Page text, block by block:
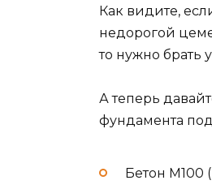
Как видите,
недорогой
то нужно
А теперь
фундамента
Бетон М100